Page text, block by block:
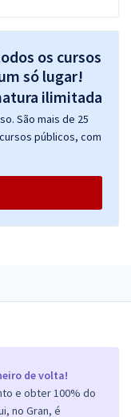
de volta!
e obter 100% do
no Gran, é
os cursos
só lugar!
São mais de 25
públicos, com